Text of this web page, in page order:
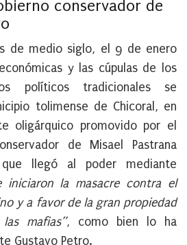
conservador de
de medio siglo, el 9 de enero
y las cúpulas de los
políticos tradicionales se
tolimense de Chicoral, en
oligárquico promovido por el
de Misael Pastrana
que llegó al poder mediante
iniciaron la masacre contra el
y a favor de la gran propiedad
mafias”, como bien lo ha
Gustavo Petro.